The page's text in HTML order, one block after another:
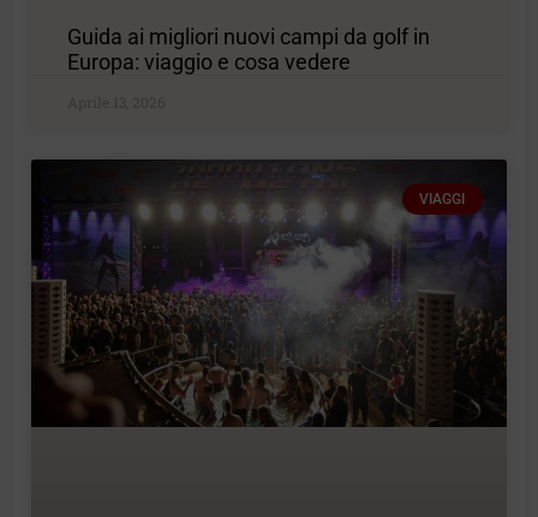
Guida ai migliori nuovi campi da golf in
Europa: viaggio e cosa vedere
Aprile 13, 2026
VIAGGI